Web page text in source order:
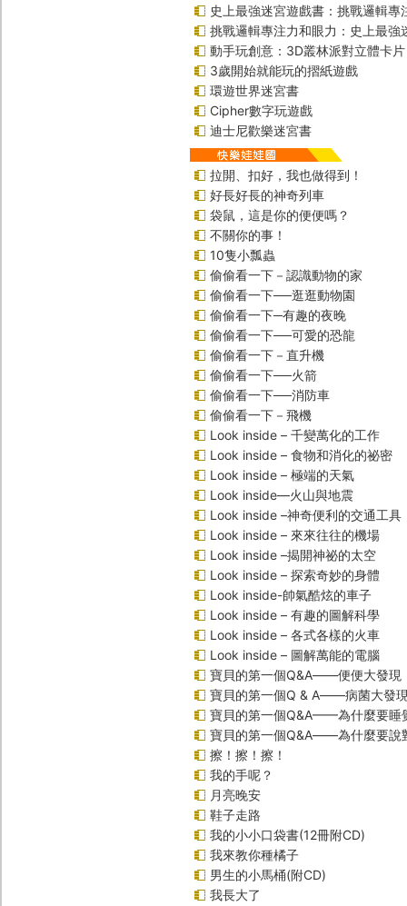
史上最強迷宮遊戲書：挑戰邏輯專
挑戰邏輯專注力和眼力：史上最強
動手玩創意：3D叢林派對立體卡片
3歲開始就能玩的摺紙遊戲
環遊世界迷宮書
Cipher數字玩遊戲
迪士尼歡樂迷宮書
拉開、扣好，我也做得到！
好長好長的神奇列車
袋鼠，這是你的便便嗎？
不關你的事！
10隻小瓢蟲
偷偷看一下－認識動物的家
偷偷看一下──逛逛動物園
偷偷看一下─有趣的夜晚
偷偷看一下──可愛的恐龍
偷偷看一下－直升機
偷偷看一下──火箭
偷偷看一下──消防車
偷偷看一下－飛機
Look inside – 千變萬化的工作
Look inside – 食物和消化的祕密
Look inside – 極端的天氣
Look inside—火山與地震
Look inside –神奇便利的交通工具
Look inside – 來來往往的機場
Look inside –揭開神祕的太空
Look inside – 探索奇妙的身體
Look inside-帥氣酷炫的車子
Look inside – 有趣的圖解科學
Look inside – 各式各樣的火車
Look inside – 圖解萬能的電腦
寶貝的第一個Q&A――便便大發現
寶貝的第一個Q & A――病菌大發
寶貝的第一個Q&A——為什麼要睡
寶貝的第一個Q&A――為什麼要說
擦！擦！擦！
我的手呢？
月亮晚安
鞋子走路
我的小小口袋書(12冊附CD)
我來教你種橘子
男生的小馬桶(附CD)
我長大了